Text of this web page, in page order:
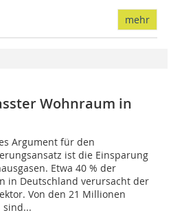
mehr
Wohnraum in
Argument für den
ist die Einsparung
Etwa 40 % der
in Deutschland verursacht der
Von den 21 Millionen
sind...